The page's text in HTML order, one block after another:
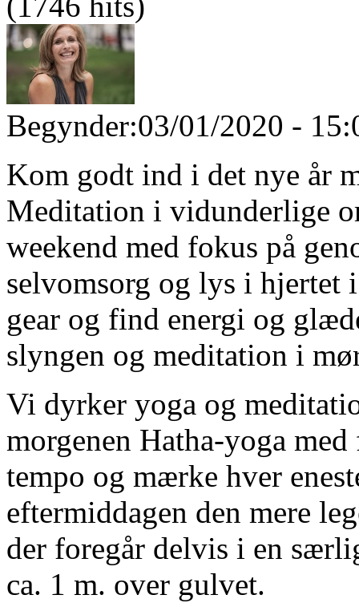
Begynder:03/01/2020 -
Kom godt ind i det nye år
Meditation i vidunderlige
weekend med fokus på
selvomsorg og lys i hjertet
gear og find energi og
slyngen og meditation i
Vi dyrker yoga og
morgenen Hatha-yoga
tempo og mærke hver
eftermiddagen den mere
der foregår delvis i en
ca. 1 m. over gulvet.